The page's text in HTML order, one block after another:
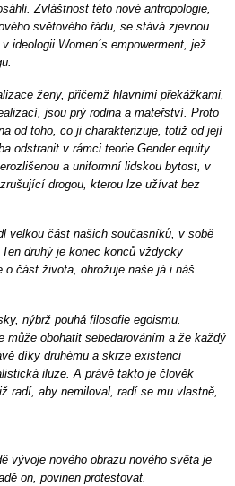
Zvláštnost této nové antropologie,
světového řádu, se stává zjevnou
ideologii Women´s empowerment, jež
ženy, přičemž hlavními překážkami,
jsou prý rodina a mateřství. Proto
od toho, co ji charakterizuje, totiž od její
odstranit v rámci teorie Gender equity
a uniformní lidskou bytost, v
drogou, kterou lze užívat bez
velkou část našich současníků, v sobě
druhý je konec konců vždycky
o část života, ohrožuje naše já i náš
nýbrž pouhá filosofie egoismu.
může obohatit sebedarováním a že každý
díky druhému a skrze existenci
iluze. A právě takto je člověk
radí, aby nemiloval, radí se mu vlastně,
vývoje nového obrazu nového světa je
on, povinen protestovat.